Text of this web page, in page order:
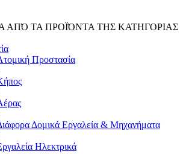
ΑΠΌ ΤΑ ΠΡΟΪΌΝΤΑ ΤΗΣ ΚΑΤΗΓΟΡΙΑΣ
Προστασία
Δομικά Εργαλεία & Μηχανήματα
Ηλεκτρικά